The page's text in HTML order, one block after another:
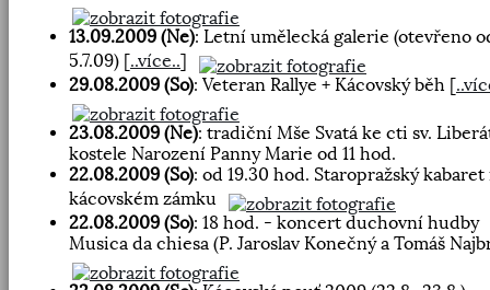
13.09.2009 (Ne): Letní umělecká galerie (otevřeno
5.7.09) [..více..]
29.08.2009 (So): Veteran Rallye + Kácovský běh [
23.08.2009 (Ne): tradiční Mše Svatá ke cti sv.
kostele Narození Panny Marie od 11 hod.
22.08.2009 (So): od 19.30 hod. Staropražský kabaret
kácovském zámku
22.08.2009 (So): 18 hod. - koncert duchovní hudby
Musica da chiesa (P. Jaroslav Konečný a Tomáš